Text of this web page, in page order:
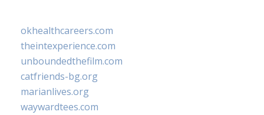
okhealthcareers.com
theintexperience.com
unboundedthefilm.com
catfriends-bg.org
marianlives.org
waywardtees.com